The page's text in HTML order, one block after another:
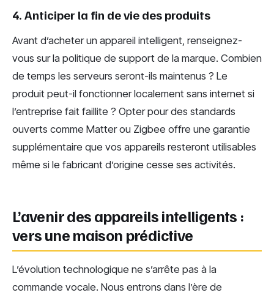
4. Anticiper la fin de vie des produits
Avant d’acheter un appareil intelligent, renseignez-
vous sur la politique de support de la marque. Combien
de temps les serveurs seront-ils maintenus ? Le
produit peut-il fonctionner localement sans internet si
l’entreprise fait faillite ? Opter pour des standards
ouverts comme Matter ou Zigbee offre une garantie
supplémentaire que vos appareils resteront utilisables
même si le fabricant d’origine cesse ses activités.
L’avenir des appareils intelligents :
vers une maison prédictive
L’évolution technologique ne s’arrête pas à la
commande vocale. Nous entrons dans l’ère de